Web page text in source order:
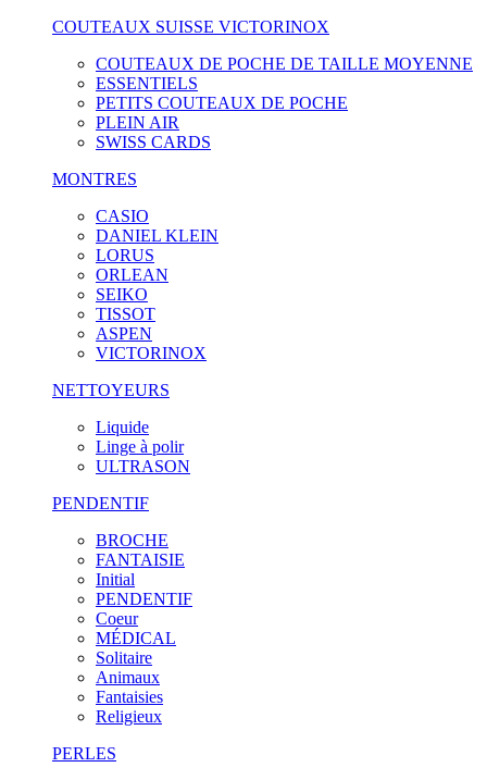
COUTEAUX SUISSE VICTORINOX
COUTEAUX DE POCHE DE TAILLE MOYENNE
ESSENTIELS
PETITS COUTEAUX DE POCHE
PLEIN AIR
SWISS CARDS
MONTRES
CASIO
DANIEL KLEIN
LORUS
ORLEAN
SEIKO
TISSOT
ASPEN
VICTORINOX
NETTOYEURS
Liquide
Linge à polir
ULTRASON
PENDENTIF
BROCHE
FANTAISIE
Initial
PENDENTIF
Coeur
MÉDICAL
Solitaire
Animaux
Fantaisies
Religieux
PERLES